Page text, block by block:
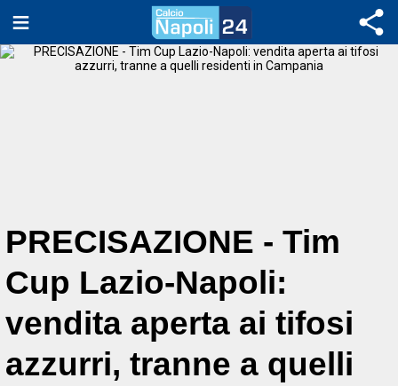
PRECISAZIONE - Tim
Cup Lazio-Napoli:
vendita aperta ai tifosi
azzurri, tranne a quelli